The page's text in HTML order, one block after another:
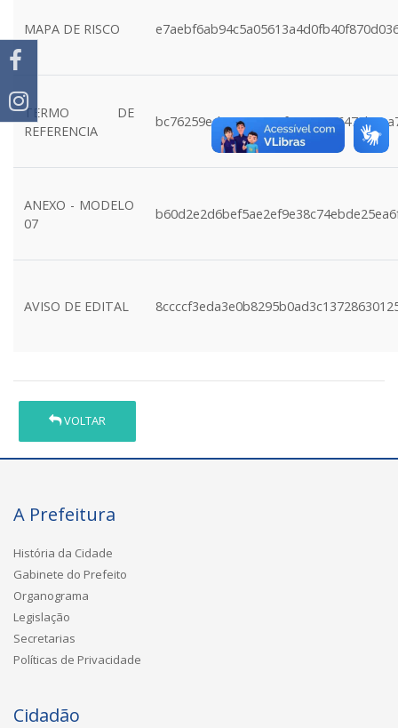
MAPA DE RISCO
TERMO DE
REFERENCIA
ANEXO - MODELO
07
AVISO DE EDITAL
VOLTAR
A Prefeitura
História da Cidade
Gabinete do Prefeito
Organograma
Legislação
Secretarias
Políticas de Privacidade
Cidadão